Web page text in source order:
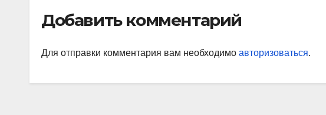
Добавить комментарий
Для отправки комментария вам необходимо авторизоваться.